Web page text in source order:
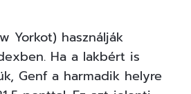
Yorkot) használják
Ha a lakbért is
Genf a harmadik helyre